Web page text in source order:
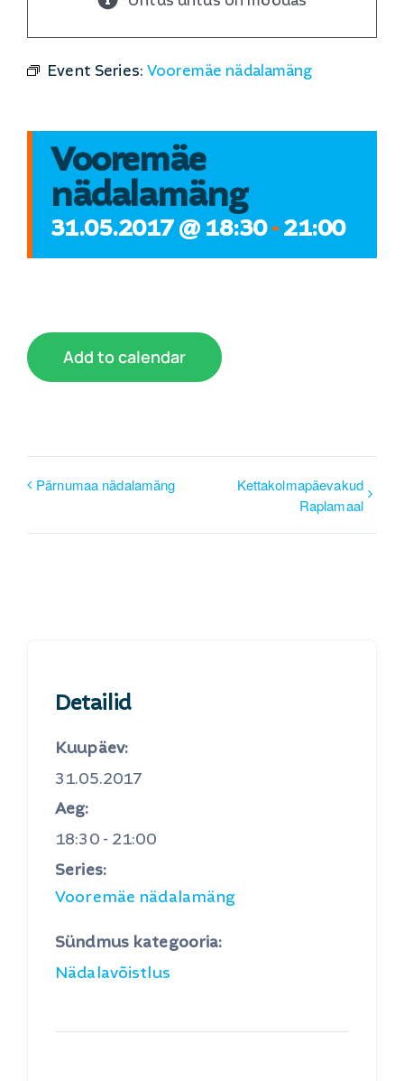
Meedia
Koostöövõimalused
Event Series:Vooremäe nädalamäng
Vooremäe
nädalamäng
31.05.2017 @ 18:30- 21:00
Add to calendar
Pärnumaa nädalamäng
Kettakolmapäevakud
Raplamaal
Detailid
Kuupäev:
31.05.2017
Aeg:
18:30 - 21:00
Series:
Vooremäe nädalamäng
Sündmus kategooria:
Nädalavõistlus